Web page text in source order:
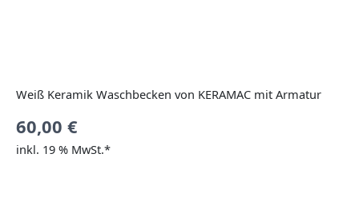
Weiß Keramik Waschbecken von KERAMAC mit Armatur
60,00 €
inkl. 19 % MwSt.*